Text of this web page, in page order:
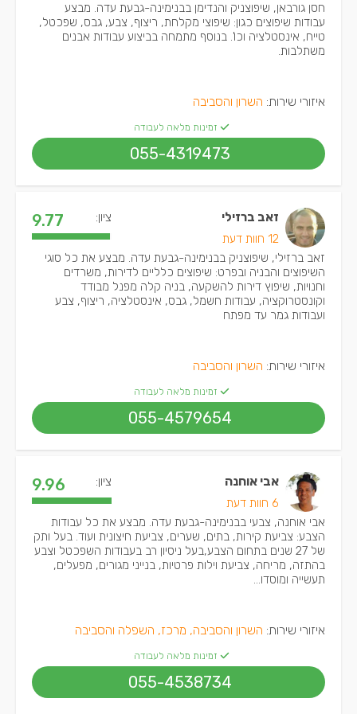
חסן גורבאן, שיפוצניק והנדימן בבנימינה-גבעת עדה. מבצע
עבודות שיפוצים כגון: שיפוצי מקלחת, ריצוף, צבע, גבס, שפכטל,
טייח, אינסטלציה וכו'. בנוסף מתמחה בביצוע עבודות אבנים
משתלבות.
איזורי שירות: השרון והסביבה
זמינות מלאה לעבודה
055-4319473
זאב ברזילי
12 חוות דעת
ציון: 9.77
זאב ברזילי, שיפוצניק בבנימינה-גבעת עדה. מבצע את כל סוגי
השיפוצים והבניה ובפרט: שיפוצים כלליים לדירות, משרדים
וחנויות, שיפוץ דירות להשקעה, בניה קלה מפנל מבודד
וקונסטרוקציה, עבודות חשמל, גבס, אינסטלציה, ריצוף, צבע
ועבודות גמר עד מפתח
איזורי שירות: השרון והסביבה
זמינות מלאה לעבודה
055-4579654
אבי אוחנה
6 חוות דעת
ציון: 9.96
אבי אוחנה, צבעי בבנימינה-גבעת עדה. מבצע את כל עבודות
הצבע: צביעת קירות, בתים, שערים, צביעת חיצונית ועוד. בעל ותק
של 27 שנים בתחום הצבע,בעל ניסיון רב בעבודות השפכטל וצבע
בהתזה, מריחה, צביעת וילות פרטיות, בנייני מגורים, מפעלים,
תעשייה ומוסדו...
איזורי שירות: השרון והסביבה, מרכז, השפלה והסביבה
זמינות מלאה לעבודה
055-4538734